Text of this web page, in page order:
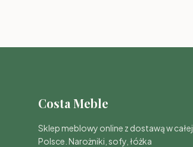
Costa Meble
Sklep meblowy online z dostawą w całej
Polsce. Narożniki, sofy, łóżka